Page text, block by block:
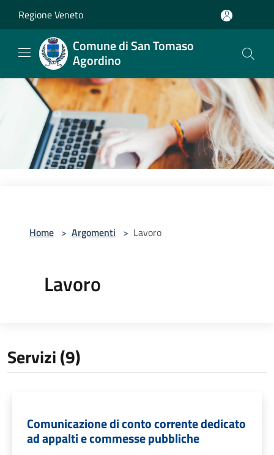
Regione Veneto
Comune di San Tomaso
Agordino
Home > Argomenti > Lavoro
Lavoro
Servizi (9)
Comunicazione di conto corrente dedicato
ad appalti e commesse pubbliche